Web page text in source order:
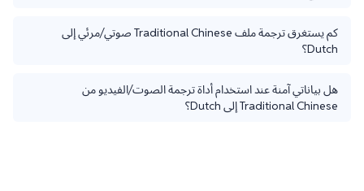
كم يستغرق ترجمة ملف Traditional Chinese صوتي/مرئي إلى
Dutch؟
هل بياناتي آمنة عند استخدام أداة ترجمة الصوت/الفيديو من
Traditional Chinese إلى Dutch؟